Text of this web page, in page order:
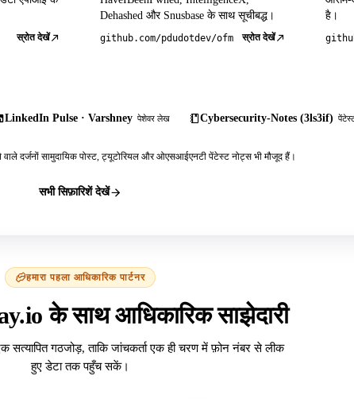
स्रोत देखें
Dehashed और Snusbase के साथ सूचीबद्ध।
github.com/pdudotdev/ofm स्रोत देखें
है।
LinkedIn Pulse · Varshney पेशेवर लेख Cybersecurity-Notes (3ls3if)
दर्जनों सामुदायिक पोस्ट, ट्यूटोरियल और ओएसआईएनटी पेंटेस्ट नोट्स भी मौजूद हैं।
सभी सिफ़ारिशें देखें
हमारा पहला आधिकारिक पार्टनर
के साथ आधिकारिक साझेदारी
सत्यापित गठजोड़, ताकि जांचकर्ता एक ही चरण में फ़ोन नंबर से लीक
हुए डेटा तक पहुँच सकें।